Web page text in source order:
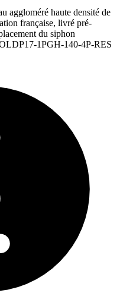
aggloméré haute densité de
française, livré pré-
du siphon
1PGH-140-4P-RES